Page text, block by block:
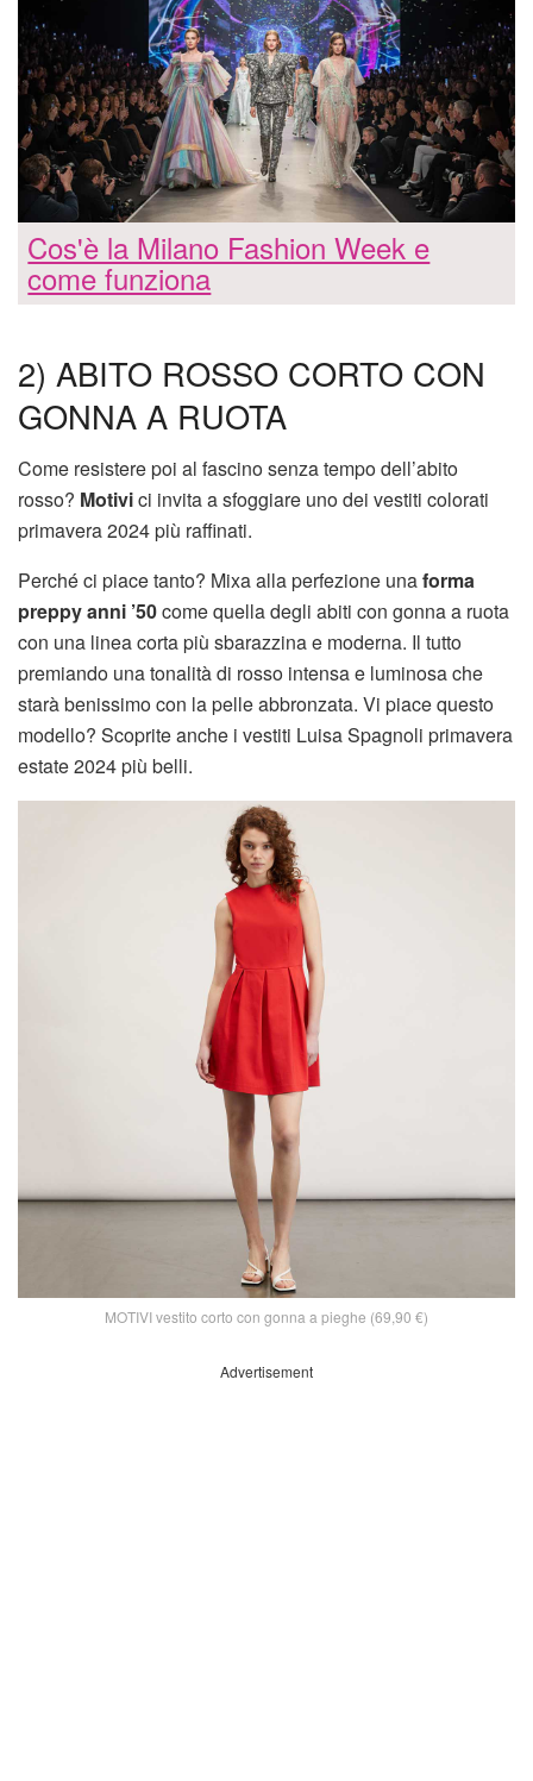
Cos'è la Milano Fashion Week e
come funziona
2) ABITO ROSSO CORTO CON
GONNA A RUOTA
Come resistere poi al fascino senza tempo dell’abito
rosso? Motivici invita a sfoggiare uno dei vestiti colorati
primavera 2024 più raffinati.
Perché ci piace tanto? Mixa alla perfezione unaforma
preppy anni ’50come quella degli abiti con gonna a ruota
con una linea corta più sbarazzina e moderna. Il tutto
premiando una tonalità di rosso intensa e luminosa che
starà benissimo con la pelle abbronzata. Vi piace questo
modello? Scoprite anche i vestiti Luisa Spagnoli primavera
estate 2024 più belli.
MOTIVI vestito corto con gonna a pieghe (69,90 €)
Advertisement